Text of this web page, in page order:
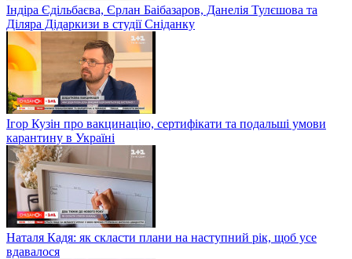
Індіра Єдільбаєва, Єрлан Баібазаров, Данелія Тулєшова та
Діляра Дідаркизи в студії Сніданку
Ігор Кузін про вакцинацію, сертифікати та подальші умови
карантину в Україні
Наталя Кадя: як скласти плани на наступний рік, щоб усе
вдавалося